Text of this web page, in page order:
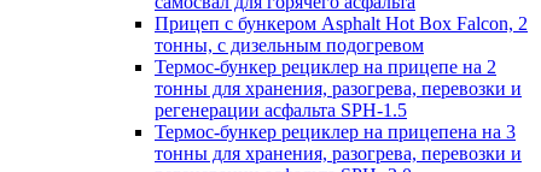
Прицеп с бункером Asphalt Hot Box Falcon, 2
тонны, с дизельным подогревом
Термос-бункер рециклер на прицепе на 2
тонны для хранения, разогрева, перевозки и
регенерации асфальта SPH-1.5
Термос-бункер рециклер на прицепена на 3
тонны для хранения, разогрева, перевозки и